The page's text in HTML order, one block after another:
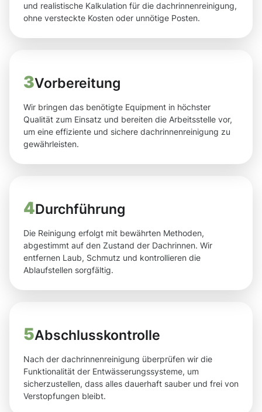
und realistische Kalkulation für die dachrinnenreinigung,
ohne versteckte Kosten oder unnötige Posten.
3Vorbereitung
Wir bringen das benötigte Equipment in höchster
Qualität zum Einsatz und bereiten die Arbeitsstelle vor,
um eine effiziente und sichere dachrinnenreinigung zu
gewährleisten.
4Durchführung
Die Reinigung erfolgt mit bewährten Methoden,
abgestimmt auf den Zustand der Dachrinnen. Wir
entfernen Laub, Schmutz und kontrollieren die
Ablaufstellen sorgfältig.
5Abschlusskontrolle
Nach der dachrinnenreinigung überprüfen wir die
Funktionalität der Entwässerungssysteme, um
sicherzustellen, dass alles dauerhaft sauber und frei von
Verstopfungen bleibt.